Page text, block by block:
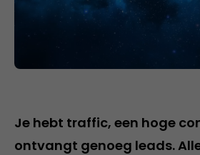
Je hebt traffic, een hoge
ontvangt genoeg leads.